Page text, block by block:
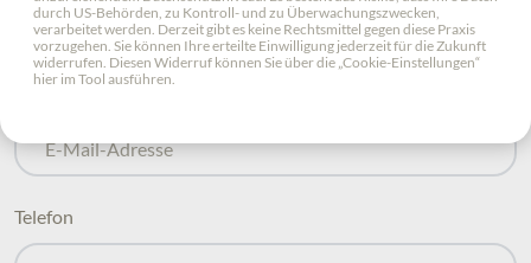
Telefon
durch US-Behörden, zu Kontroll- und zu Überwachungszwecken,
verarbeitet werden. Derzeit gibt es keine Rechtsmittel gegen diese Praxis
vorzugehen. Sie können Ihre erteilte Einwilligung jederzeit für die Zukunft
widerrufen. Diesen Widerruf können Sie über die „Cookie-Einstellungen“
hier im Tool ausführen.